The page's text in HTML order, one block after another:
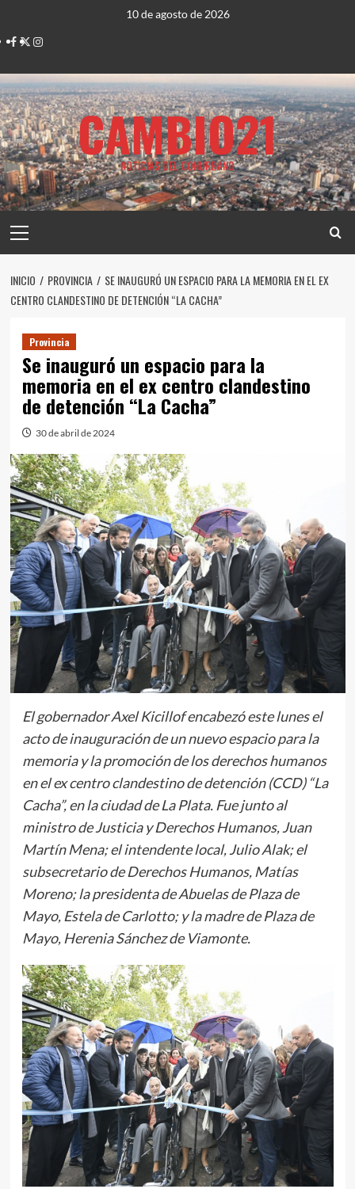
contenido
10 de agosto de 2026
Facebook
TwitterInstagram
CAMBIO21
NOTICIAS DEL CONURBANO
principal
INICIO PROVINCIA
SE INAUGURÓ UN ESPACIO PARA LA MEMORIA EN EL EX
CENTRO CLANDESTINO DE DETENCIÓN “LA CACHA”
Provincia
Se inauguró un espacio para la
memoria en el ex centro clandestino
de detención “La Cacha”
30 de abril de 2024
El gobernador Axel Kicillof encabezó este lunes el
acto de inauguración de un nuevo espacio para la
memoria y la promoción de los derechos humanos
en el ex centro clandestino de detención (CCD) “La
Cacha”, en la ciudad de La Plata. Fue junto al
ministro de Justicia y Derechos Humanos, Juan
Martín Mena; el intendente local, Julio Alak; el
subsecretario de Derechos Humanos, Matías
Moreno; la presidenta de Abuelas de Plaza de
Mayo, Estela de Carlotto; y la madre de Plaza de
Mayo, Herenia Sánchez de Viamonte.